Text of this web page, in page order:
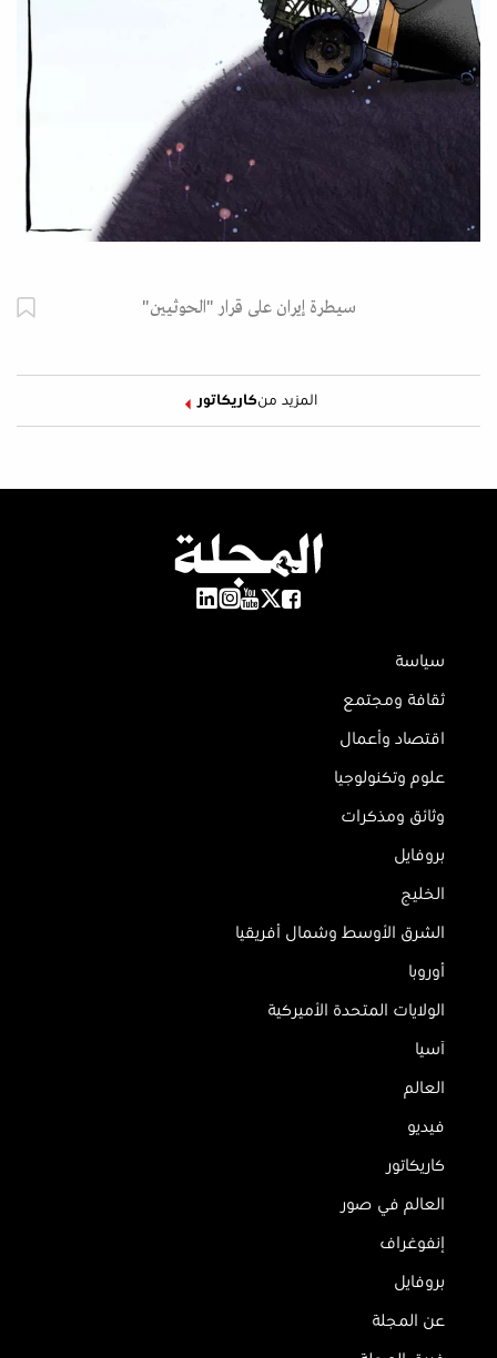
سيطرة إيران على قرار "الحوثيين"
المزيد منكاريكاتور
سياسة
ثقافة ومجتمع
اقتصاد وأعمال
علوم وتكنولوجيا
وثائق ومذكرات
بروفايل
الخليج
الشرق الأوسط وشمال أفريقيا
أوروبا
الولايات المتحدة الأميركية
آسيا
العالم
فيديو
كاريكاتور
العالم في صور
إنفوغراف
بروفايل
عن المجلة